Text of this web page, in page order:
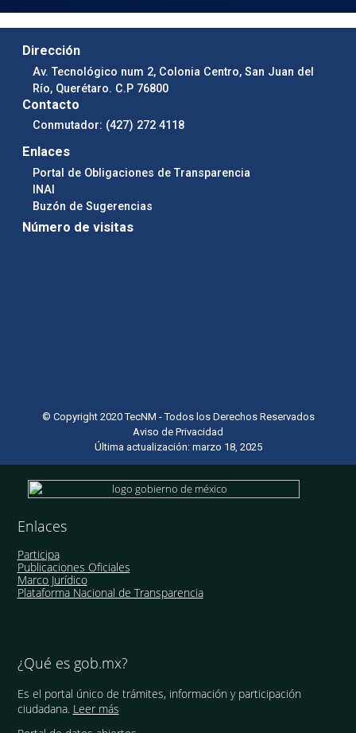
Dirección
Av. Tecnológico num 2, Colonia Centro, San Juan del
Río, Querétaro. C.P 76800
Contacto
Conmutador: (427) 272 4118
Enlaces
Portal de Obligaciones de Transparencia
INAI
Buzón de Sugerencias
Número de visitas
© Copyright 2020 TecNM - Todos los Derechos Reservados
Aviso de Privacidad
Última actualización: marzo 18, 2025
Enlaces
Participa
Publicaciones Oficiales
Marco Jurídico
Plataforma Nacional de Transparencia
¿Qué es gob.mx?
Es el portal único de trámites, información y participación
ciudadana. Leer más